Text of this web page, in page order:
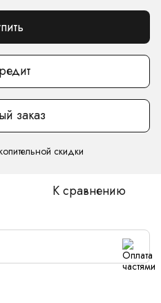
заказ
скидки
К сравнению